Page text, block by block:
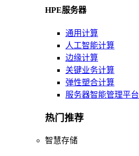
HPE服务器
通用计算
人工智能计算
边缘计算
关键业务计算
弹性塑合计算
服务器智能管理平台
热门推荐
智慧存储